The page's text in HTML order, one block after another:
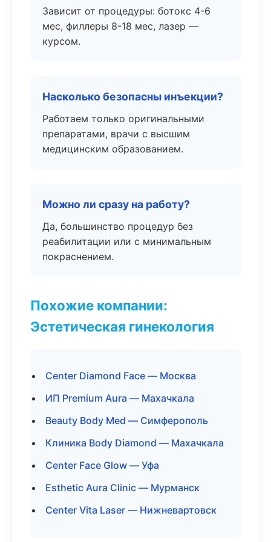
Зависит от процедуры: ботокс 4-6
мес, филлеры 8-18 мес, лазер —
курсом.
Насколько безопасны инъекции?
Работаем только оригинальными
препаратами, врачи с высшим
медицинским образованием.
Можно ли сразу на работу?
Да, большинство процедур без
реабилитации или с минимальным
покраснением.
Похожие компании:
Эстетическая гинекология
Center Diamond Face — Москва
ИП Premium Aura — Махачкала
Beauty Body Med — Симферополь
Клиника Body Diamond — Махачкала
Center Face Glow — Уфа
Esthetic Aura Clinic — Мурманск
Center Vita Laser — Нижневартовск